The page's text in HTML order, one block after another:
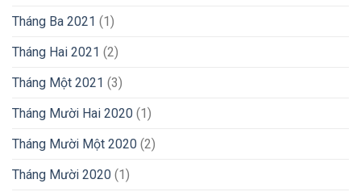
Tháng Ba 2021 (1)
Tháng Hai 2021 (2)
Tháng Một 2021 (3)
Tháng Mười Hai 2020 (1)
Tháng Mười Một 2020 (2)
Tháng Mười 2020 (1)